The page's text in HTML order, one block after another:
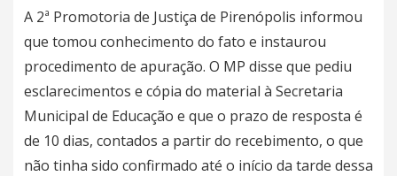
A 2ª Promotoria de Justiça de Pirenópolis informou
que tomou conhecimento do fato e instaurou
procedimento de apuração. O MP disse que pediu
esclarecimentos e cópia do material à Secretaria
Municipal de Educação e que o prazo de resposta é
de 10 dias, contados a partir do recebimento, o que
não tinha sido confirmado até o início da tarde dessa